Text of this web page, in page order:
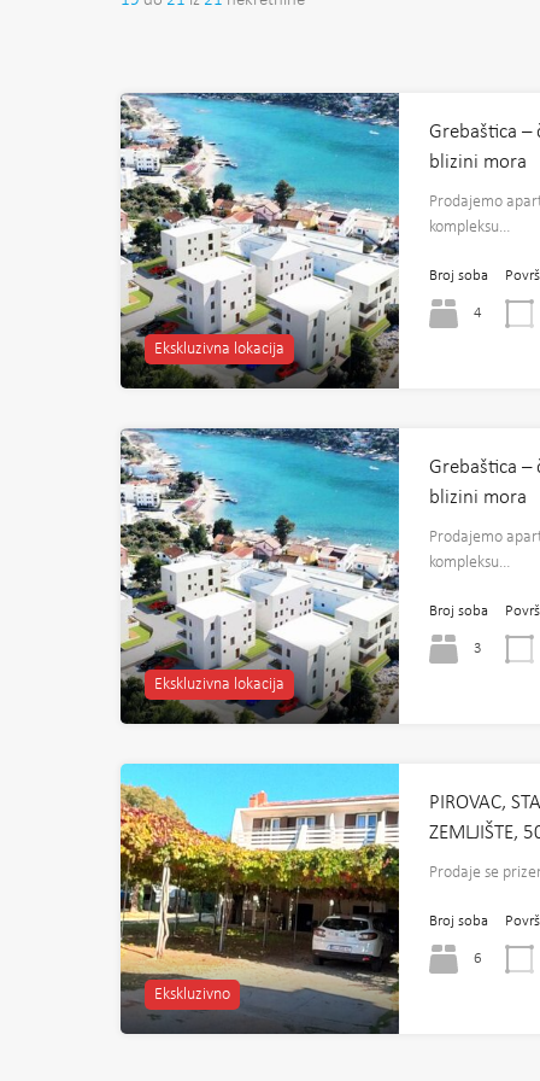
Ekskluzivna lokacija
Grebaštica
blizini mora
Prodajemo
kompleksu…
Broj soba
4
Ekskluzivna lokacija
Grebaštica
blizini mora
Prodajemo
kompleksu…
Broj soba
3
Ekskluzivno
PIROVAC,
ZEMLJIŠTE,
Prodaje se
Broj soba
6